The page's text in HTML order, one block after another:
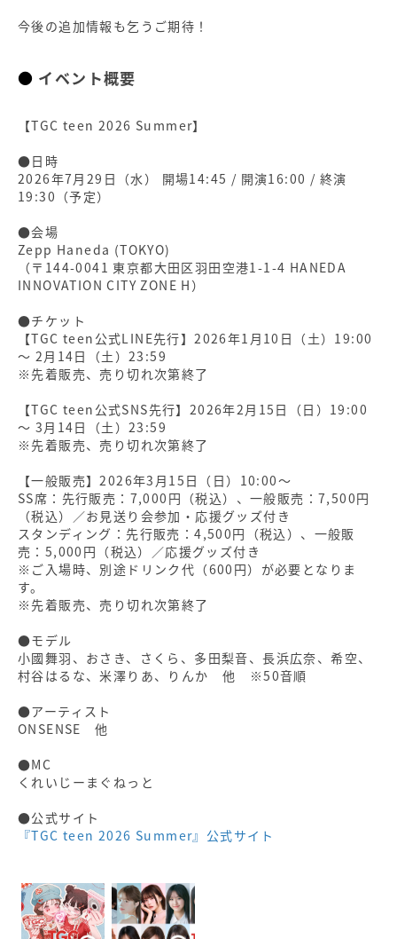
今後の追加情報も乞うご期待！
イベント概要
【TGC teen 2026 Summer】
●日時
2026年7月29日（水） 開場14:45 / 開演16:00 / 終演
19:30（予定）
●会場
Zepp Haneda (TOKYO)
（〒144-0041 東京都大田区羽田空港1-1-4 HANEDA
INNOVATION CITY ZONE H）
●チケット
【TGC teen公式LINE先行】2026年1月10日（土）19:00
〜 2月14日（土）23:59
※先着販売、売り切れ次第終了
【TGC teen公式SNS先行】2026年2月15日（日）19:00
〜 3月14日（土）23:59
※先着販売、売り切れ次第終了
【一般販売】2026年3月15日（日）10:00〜
SS席：先行販売：7,000円（税込）、一般販売：7,500円
（税込）／お見送り会参加・応援グッズ付き
スタンディング：先行販売：4,500円（税込）、一般販
売：5,000円（税込）／応援グッズ付き
※ご入場時、別途ドリンク代（600円）が必要となりま
す。
※先着販売、売り切れ次第終了
●モデル
小國舞羽、おさき、さくら、多田梨音、長浜広奈、希空、
村谷はるな、米澤りあ、りんか 他 ※50音順
●アーティスト
ONSENSE 他
●MC
くれいじーまぐねっと
●公式サイト
『TGC teen 2026 Summer』公式サイト